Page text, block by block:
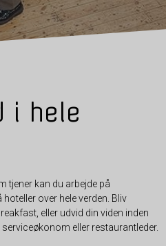
i hele
tjener kan du arbejde på
over hele verden. Bliv
eller udvid din viden inden
eller restaurantleder.